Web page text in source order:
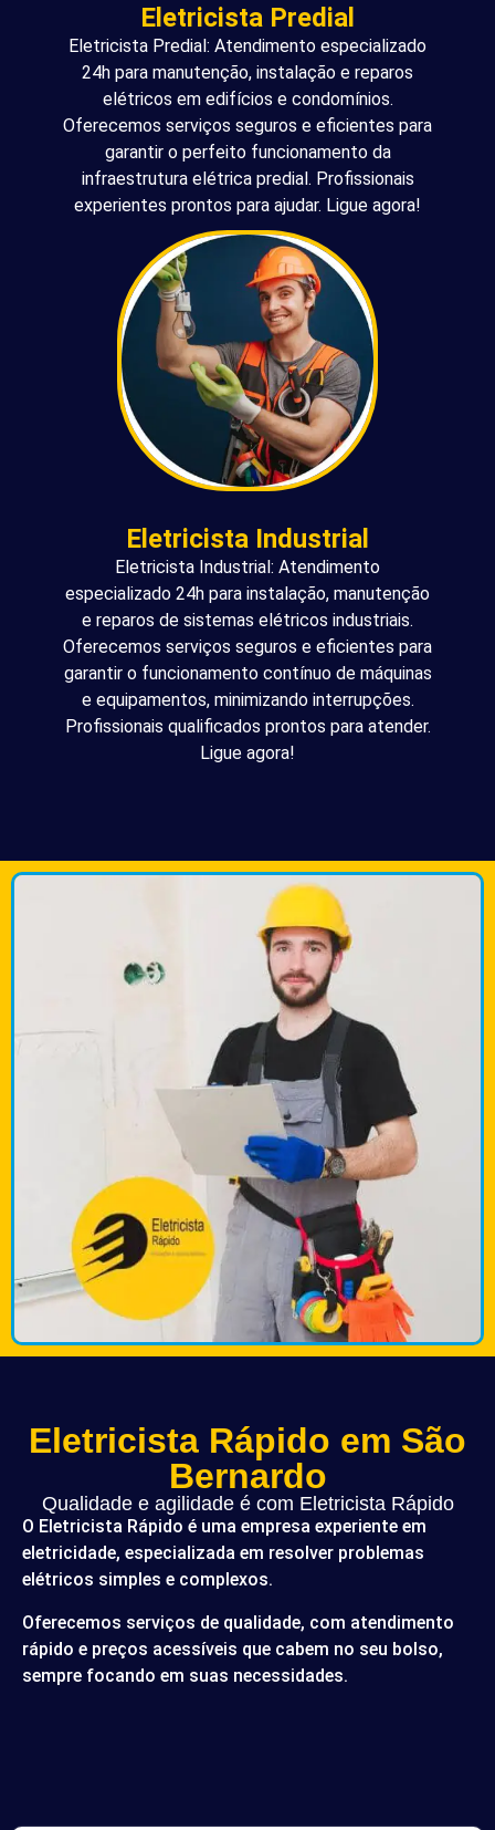
Eletricista Predial
Eletricista Predial: Atendimento especializado
24h para manutenção, instalação e reparos
elétricos em edifícios e condomínios.
Oferecemos serviços seguros e eficientes para
garantir o perfeito funcionamento da
infraestrutura elétrica predial. Profissionais
experientes prontos para ajudar. Ligue agora!
Eletricista Industrial
Eletricista Industrial: Atendimento
especializado 24h para instalação, manutenção
e reparos de sistemas elétricos industriais.
Oferecemos serviços seguros e eficientes para
garantir o funcionamento contínuo de máquinas
e equipamentos, minimizando interrupções.
Profissionais qualificados prontos para atender.
Ligue agora!
Eletricista Rápido em São
Bernardo
Qualidade e agilidade é com Eletricista Rápido
O Eletricista Rápido é uma empresa experiente em
eletricidade, especializada em resolver problemas
elétricos simples e complexos.
Oferecemos serviços de qualidade, com atendimento
rápido e preços acessíveis que cabem no seu bolso,
sempre focando em suas necessidades.